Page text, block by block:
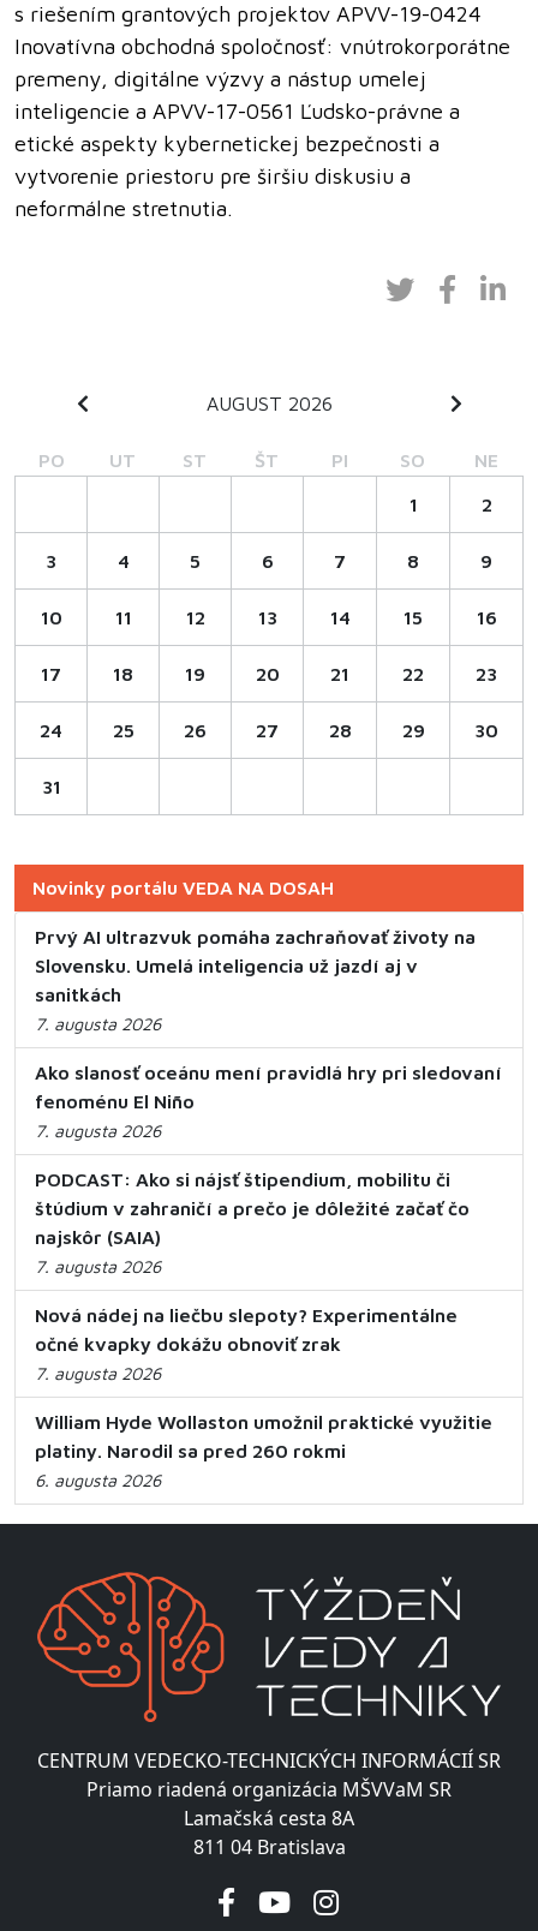
s riešením grantových projektov APVV-19-0424
Inovatívna obchodná spoločnosť: vnútrokorporátne
premeny, digitálne výzvy a nástup umelej
inteligencie a APVV-17-0561 Ľudsko-právne a
etické aspekty kybernetickej bezpečnosti a
vytvorenie priestoru pre širšiu diskusiu a
neformálne stretnutia.
AUGUST 2026
PO UT ST ŠT PI SO NE
1 2
3 4 5 6 7 8 9
10 11 12 13 14 15 16
17 18 19 20 21 22 23
24 25 26 27 28 29 30
31
Novinky portálu VEDA NA DOSAH
Prvý AI ultrazvuk pomáha zachraňovať životy na
Slovensku. Umelá inteligencia už jazdí aj v
sanitkách
7. augusta 2026
Ako slanosť oceánu mení pravidlá hry pri sledovaní
fenoménu El Niño
7. augusta 2026
PODCAST: Ako si nájsť štipendium, mobilitu či
štúdium v zahraničí a prečo je dôležité začať čo
najskôr (SAIA)
7. augusta 2026
Nová nádej na liečbu slepoty? Experimentálne
očné kvapky dokážu obnoviť zrak
7. augusta 2026
William Hyde Wollaston umožnil praktické využitie
platiny. Narodil sa pred 260 rokmi
6. augusta 2026
CENTRUM VEDECKO-TECHNICKÝCH INFORMÁCIÍ SR
Priamo riadená organizácia MŠVVaM SR
Lamačská cesta 8A
811 04 Bratislava